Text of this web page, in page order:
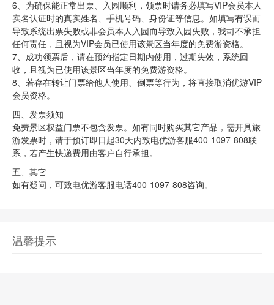
6、为确保能正常出票、入园顺利，领票时请务必填写VIP会员本人
实名认证时的真实姓名、手机号码、身份证等信息。如填写有误而
导致系统出票失败或非会员本人入园而导致入园失败，我司不承担
任何责任，且视为VIP会员已使用该景区当年度的免费游资格。
7、成功领票后，请在预约指定日期内使用，过期失效，系统回
收，且视为已使用该景区当年度的免费游资格。
8、若存在转让门票给他人使用、倒票等行为，将直接取消优游VIP
会员资格。
四、发票须知
免费景区权益门票不包含发票。如有同时购买其它产品，需开具旅
游发票时，请于预订即日起30天内致电优游客服400-1097-808联
系，若产生快递费用由客户自行承担。
五、其它
如有疑问，可致电优游客服电话400-1097-808咨询。
温馨提示